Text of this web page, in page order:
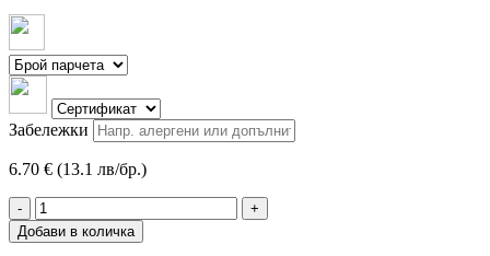
Забележки
6.70 € (13.1 лв/бр.)
-
+
Добави в количка